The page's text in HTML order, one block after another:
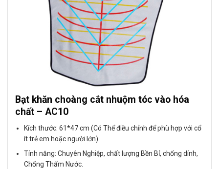
Bạt khăn choàng cắt nhuộm tóc vào hóa
chất – AC10
Kích thước: 61*47 cm (Có Thể điều chỉnh để phù hợp với cổ
ít trẻ em hoặc người lớn)
Tính năng: Chuyên Nghiệp, chất lượng Bền Bỉ, chống dính,
Chống Thấm Nước.